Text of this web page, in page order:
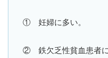
① 妊婦に多い。
② 鉄欠乏性貧血患者に